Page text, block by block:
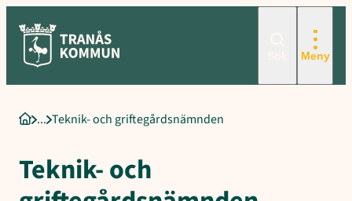
innehåll
Meny
StartsidaTeknik- och griftegårdsnämnden
Teknik- och